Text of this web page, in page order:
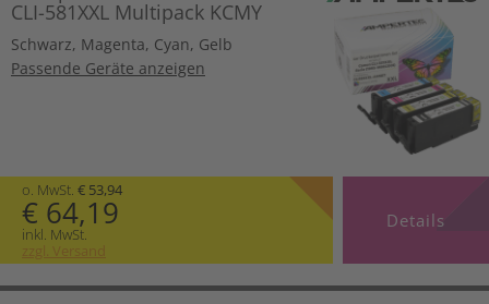
CLI-581XXL Multipack KCMY
Schwarz, Magenta, Cyan, Gelb
Passende Geräte anzeigen
o. MwSt. € 53,94
€ 64,19
inkl. MwSt.
zzgl. Versand
Details